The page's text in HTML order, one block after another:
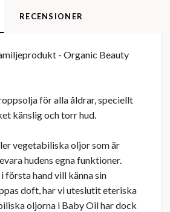
RECENSIONER
- Organic Beauty
för alla åldrar, speciellt
känslig och torr hud.
vegetabiliska oljor som är
hudens egna funktioner.
första hand vill känna sin
doft, har vi uteslutit eteriska
oljorna i Baby Oil har dock